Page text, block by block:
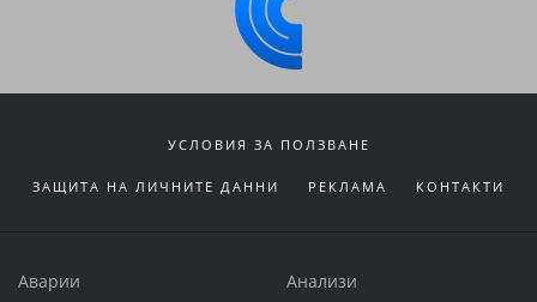
УСЛОВИЯ ЗА ПОЛЗВАНЕ
ЗАЩИТА НА ЛИЧНИТЕ ДАННИ РЕКЛАМА КОНТАКТИ
Аварии
Анализи